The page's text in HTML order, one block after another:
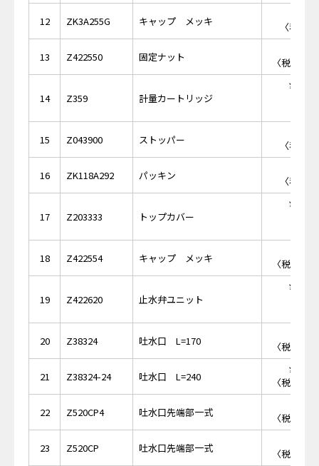
12 ZK3A255G キャップ メッキ
〈税抜
13 Z422550 固定ナット
〈税抜価
14 Z359 計量カートリッジ
￥
15 Z043900 ストッパー
〈税抜
16 ZK118A292 パッキン
〈税抜
17 Z203333 トップカバー
￥
18 Z422554 キャップ メッキ
〈税抜価
19 Z422620 止水弁ユニット
￥
20 Z38324 吐水口 L=170
〈税抜価
21 Z38324-24 吐水口 L=240
￥
〈税抜価
22 Z520CP4 吐水口先端部一式
〈税抜価
23 Z520CP 吐水口先端部一式
〈税抜価